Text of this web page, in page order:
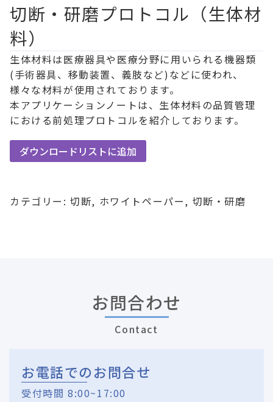
切断・研磨プロトコル（生体材
料）
生体材料は医療器具や医療分野に用いられる機器類
(手術器具、移動装置、義肢など)などに使われ、
様々な材料が使用されております。
本アプリケーションノートは、生体材料の品質管理
における前処理プロトコルを紹介しております。
ダウンロードリストに追加
カテゴリー:切断, ホワイトペーパー, 切断・研磨
お問合わせ
Contact
お電話でのお問合せ
受付時間 8:00~17:00